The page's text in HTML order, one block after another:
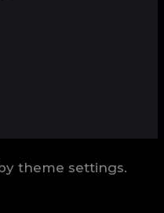
theme settings.